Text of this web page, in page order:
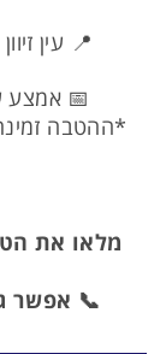
📍 עין
📅 אמצע
*ההטבה
מלאו את
📞 אפשר גם